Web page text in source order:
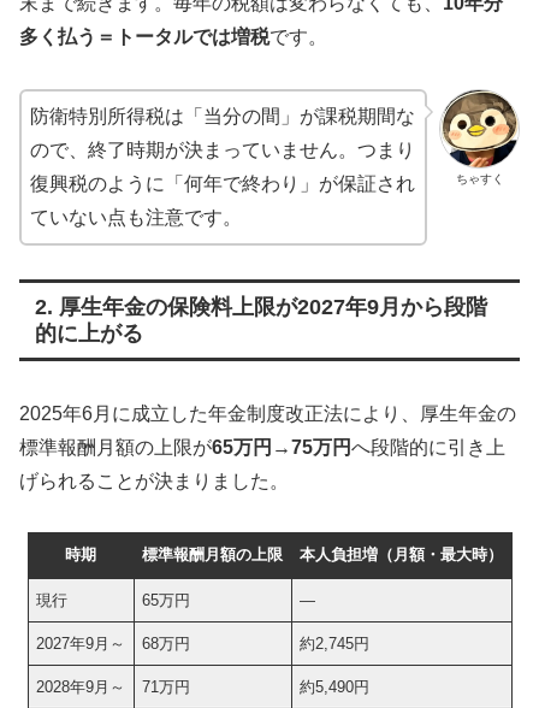
多く払う＝トータルでは増税です。
ちゃすく
防衛特別所得税は「当分の間」が課税期間な
ので、終了時期が決まっていません。つまり
復興税のように「何年で終わり」が保証され
ていない点も注意です。
2. 厚生年金の保険料上限が2027年9月から段階
的に上がる
2025年6月に成立した年金制度改正法により、厚生年金の
標準報酬月額の上限が65万円→75万円へ段階的に引き上
げられることが決まりました。
時期 標準報酬月額の上限 本人負担増（月額・最大時）
現行 65万円 ―
2027年9月～ 68万円 約2,745円
2028年9月～ 71万円 約5,490円